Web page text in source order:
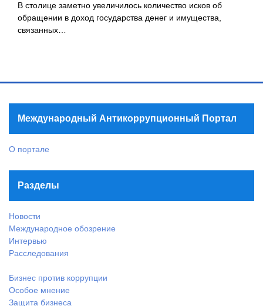
В столице заметно увеличилось количество исков об
обращении в доход государства денег и имущества,
связанных…
Международный Антикоррупционный Портал
О портале
Разделы
Новости
Международное обозрение
Интервью
Расследования
Бизнес против коррупции
Особое мнение
Защита бизнеса